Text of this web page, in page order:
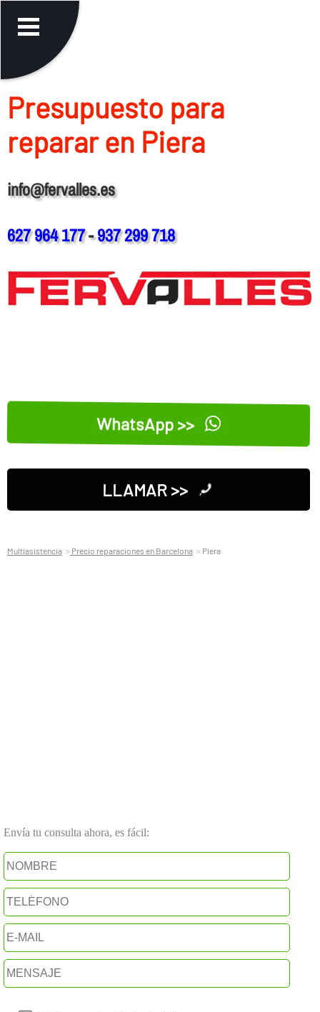
Presupuesto para
reparar en Piera
info@fervalles.es
627 964 177-937 299 718
WhatsApp >>
LLAMAR >>
Multiasistencia Precio reparaciones en Barcelona Piera
Envía tu consulta ahora, es fácil: